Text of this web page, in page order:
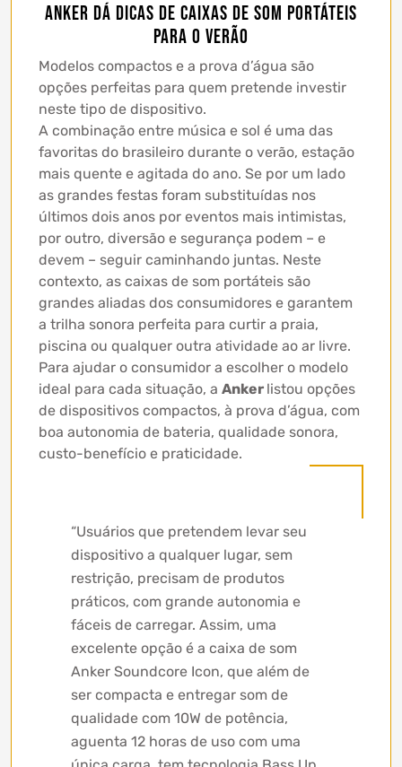
Anker dá dicas de caixas de som portáteis
para o verão
Modelos compactos e a prova d’água são
opções perfeitas para quem pretende investir
neste tipo de dispositivo.
A combinação entre música e sol é uma das
favoritas do brasileiro durante o verão, estação
mais quente e agitada do ano. Se por um lado
as grandes festas foram substituídas nos
últimos dois anos por eventos mais intimistas,
por outro, diversão e segurança podem – e
devem – seguir caminhando juntas. Neste
contexto, as caixas de som portáteis são
grandes aliadas dos consumidores e garantem
a trilha sonora perfeita para curtir a praia,
piscina ou qualquer outra atividade ao ar livre.
Para ajudar o consumidor a escolher o modelo
ideal para cada situação, a Anker listou opções
de dispositivos compactos, à prova d’água, com
boa autonomia de bateria, qualidade sonora,
custo-benefício e praticidade.
“Usuários que pretendem levar seu
dispositivo a qualquer lugar, sem
restrição, precisam de produtos
práticos, com grande autonomia e
fáceis de carregar. Assim, uma
excelente opção é a caixa de som
Anker Soundcore Icon, que além de
ser compacta e entregar som de
qualidade com 10W de potência,
aguenta 12 horas de uso com uma